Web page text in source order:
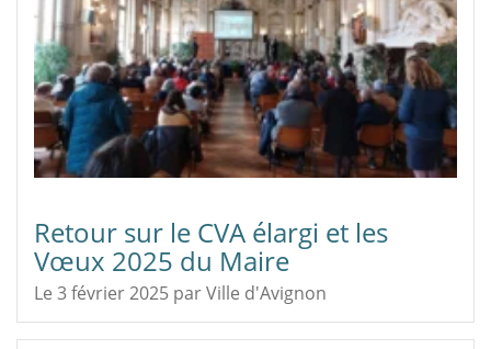
Retour sur le CVA élargi et les
Vœux 2025 du Maire
Le 3 février 2025 parVille d'Avignon